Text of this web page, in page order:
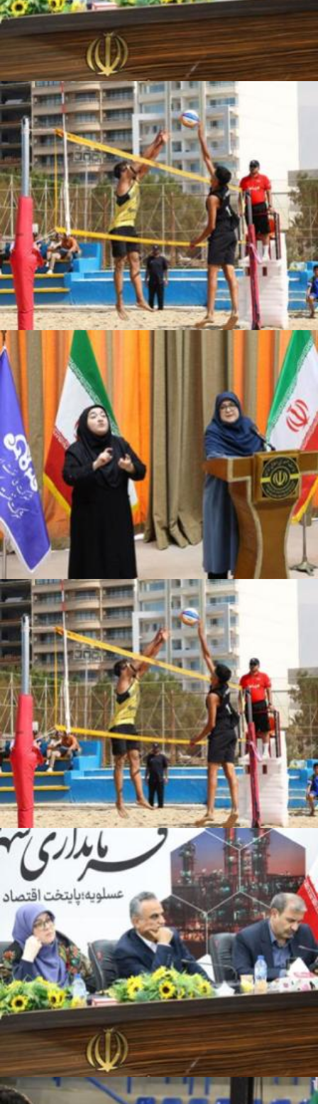
نشست خبری سخنگوی دولت در پایتخت انرژی ایران
نشست خبری سخنگوی دولت در پایتخت انرژی ایران
نشست خبری سخنگوی دولت در پایتخت انرژی ایران
نشست خبری سخنگوی دولت در پایتخت انرژی ایران